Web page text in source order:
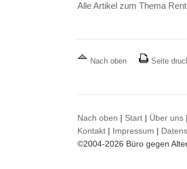
Alle Artikel zum Thema
Nach oben Seite
Nach oben | Start | Über uns |
Kontakt | Impressum |
©2004-2026 Büro gegen